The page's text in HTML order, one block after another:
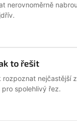
nerovnoměrně
to řešit
nejčastější
spolehlivý řez.